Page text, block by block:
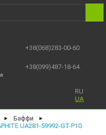
+38(068)283-00-60
+38(099)487-18-64
RU
UA
► Баффи ►
UA281-59992-GT-P1G